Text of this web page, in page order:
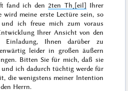
fand ich den 2ten Th˖[eil] Ihrer
wird meine erste Lectüre sein, so
ich freue mich zum voraus
Ihrer Ansicht von den
Einladung, Ihnen darüber zu
leider in großen äußern
Bitten Sie für mich, daß sie
und ich dadurch tüchtig werde für
die wenigstens meiner Intention
Herrn.